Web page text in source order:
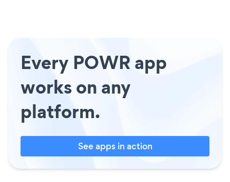
Every POWR app
works on any
platform.
See apps in action